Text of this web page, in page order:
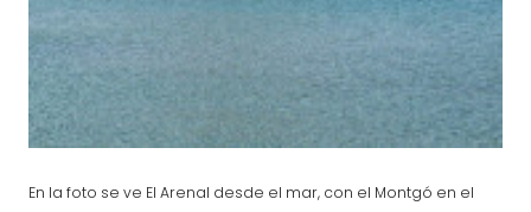
En la foto se ve El Arenal desde el mar, con el Montgó en el